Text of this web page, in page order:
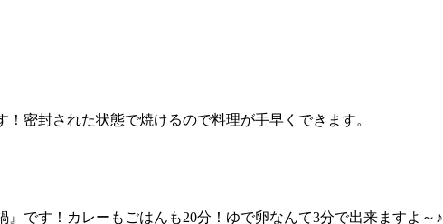
密封された状態で焼けるので料理が手早くできます。
』です！カレーもごはんも20分！ゆで卵なんて3分で出来ますよ～♪